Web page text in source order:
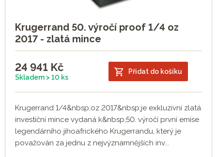
Krugerrand 50. výročí proof 1/4 oz
2017 - zlatá mince
24 941 Kč
Skladem > 10 ks
Přidat do košíku
Krugerrand 1/4&nbsp;oz 2017&nbsp;je exkluzivní zlatá
investiční mince vydaná k&nbsp;50. výročí první emise
legendárního jihoafrického Krugerrandu, který je
považován za jednu z nejvýznamnějších inv...